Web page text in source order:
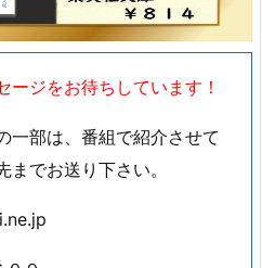
ジをお待ちしています！
一部は、番組で紹介させて
でお送り下さい。